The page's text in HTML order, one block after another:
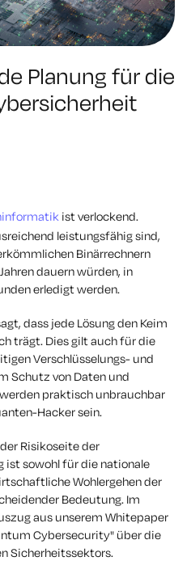
Planung für die
ist verlockend.
leistungsfähig sind,
Binärrechnern
dauern würden, in
erledigt werden.
dass jede Lösung den Keim
trägt. Dies gilt auch für die
Verschlüsselungs- und
Schutz von Daten und
praktisch unbrauchbar
Hacker sein.
Risikoseite der
sowohl für die nationale
Wohlergehen der
Bedeutung. Im
aus unserem Whitepaper
Cybersecurity" über die
Sicherheitssektors.